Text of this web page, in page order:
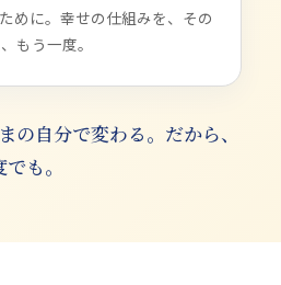
めに。幸せの仕組みを、その
もう一度。
の自分で変わる。だから、
も。